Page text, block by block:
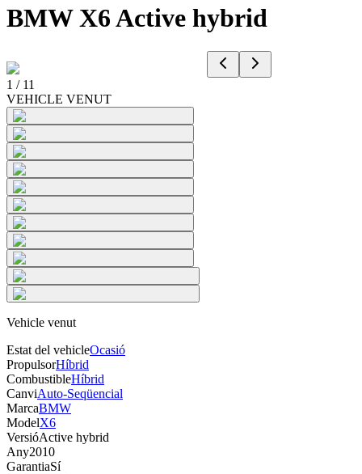
BMW X6 Active hybrid
1 / 11
VEHICLE VENUT
Vehicle venut
Estat del vehicleOcasió
PropulsorHíbrid
CombustibleHíbrid
CanviAuto-Seqüencial
MarcaBMW
ModelX6
VersióActive hybrid
Any2010
GarantiaSí